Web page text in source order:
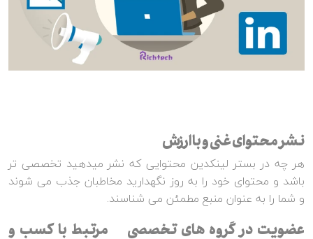
نشر محتوای غنی و با ارزش
هر چه در بستر لینکدین محتوایی که نشر میدهید تخصصی تر
باشد و محتوای خود را به روز نگهدارید مخاطبان جذب می شوند
و شما را به عنوان منبع مطمئن می شناسند.
عضویت در گروه های تخصصی مرتبط با کسب و